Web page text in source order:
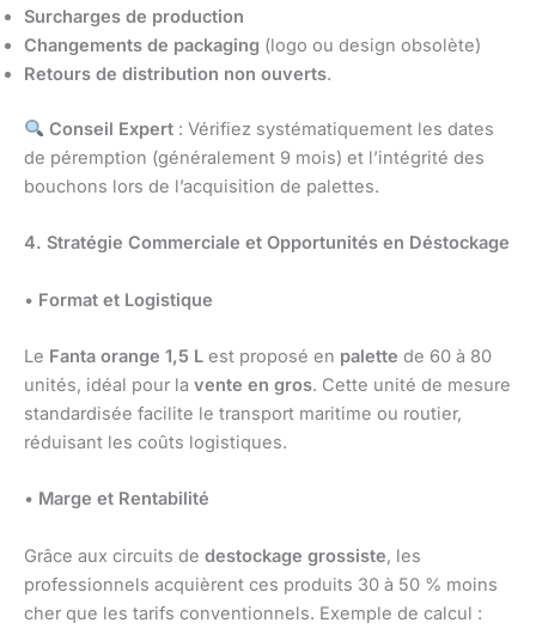
Surcharges de production
Changements de packaging (logo ou design obsolète)
Retours de distribution non ouverts.
Conseil Expert: Vérifiez systématiquement les dates
de péremption (généralement 9 mois) et l’intégrité des
bouchons lors de l’acquisition de palettes.
4. Stratégie Commerciale et Opportunités en Déstockage
• Format et Logistique
Le Fanta orange 1,5 L est proposé en palette de 60 à 80
unités, idéal pour la vente en gros. Cette unité de mesure
standardisée facilite le transport maritime ou routier,
réduisant les coûts logistiques.
• Marge et Rentabilité
Grâce aux circuits de destockage grossiste, les
professionnels acquièrent ces produits 30 à 50 % moins
cher que les tarifs conventionnels. Exemple de calcul :